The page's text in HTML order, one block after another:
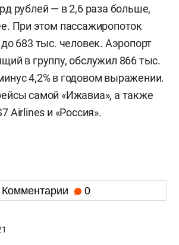
рублей — в 2,6 раза больше,
При этом пассажиропоток
до 683 тыс. человек. Аэропорт
в группу, обслужил 866 тыс.
4,2% в годовом выражении.
самой «Ижавиа», а также
Airlines и «Россия».
Комментарии 0